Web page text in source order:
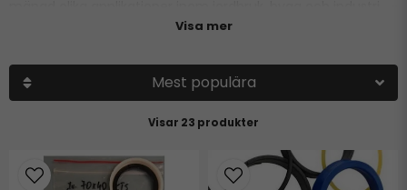
Oavsett om det gäller cylindrar, ventiler eller andra
livslängd.
Beställ enkelt online hos KTS och säkerställ att dina maskiner
Visa mer
23 produkter
Mest populära